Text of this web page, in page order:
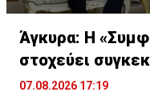
Άγκυρα: Η
στοχεύει
07.08.2026 17:19